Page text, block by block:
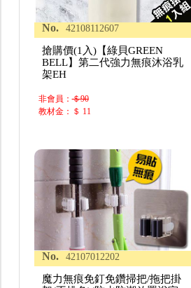
No. 42108112607
搶購價(1入)【綠貝GREEN
BELL】第二代強力無痕沐浴乳
架EH
非會員：＄90
教材金：＄ 11
No. 42107012202
魔力無痕免釘免鑽掃把/拖把掛